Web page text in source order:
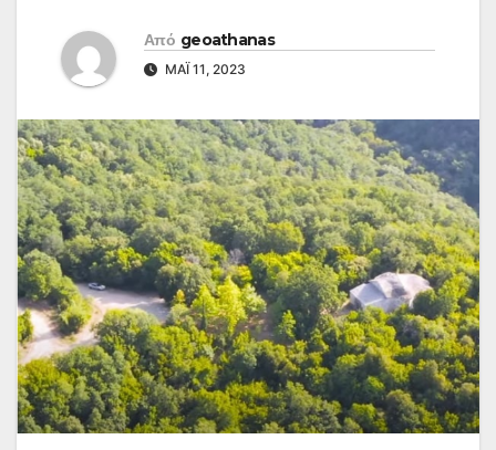
Από geoathanas
ΜΆΙ 11, 2023